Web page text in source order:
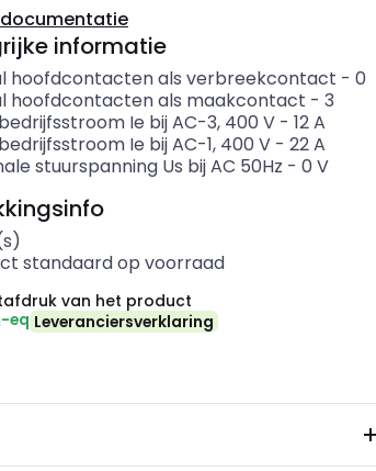
informatie
hoofdcontacten als verbreekcontact - 0
hoofdcontacten als maakcontact - 3
Ie bij AC-3, 400 V- 12A
Ie bij AC-1, 400 V- 22A
stuurspanning Us bij AC 50Hz - 0 V
standaard op voorraad
van het product
eq Leveranciersverklaring